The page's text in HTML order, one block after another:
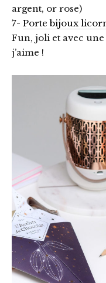
argent, or rose)
7- Porte bijoux
Fun, joli et avec
j’aime !